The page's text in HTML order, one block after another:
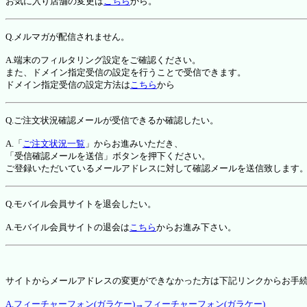
Q.メルマガが配信されません。
A.端末のフィルタリング設定をご確認ください。
また、ドメイン指定受信の設定を行うことで受信できます。
ドメイン指定受信の設定方法はこちらから
Q.ご注文状況確認メールが受信できるか確認したい。
A.「 ご注文状況一覧 」からお進みいただき、
「受信確認メールを送信」ボタンを押下ください。
ご登録いただいているメールアドレスに対して確認メールを送信致します。
Q.モバイル会員サイトを退会したい。
A.モバイル会員サイトの退会はこちらからお進み下さい。
サイトからメールアドレスの変更ができなかった方は下記リンクからお手
A.フィーチャーフォン(ガラケー)→フィーチャーフォン(ガラケー)